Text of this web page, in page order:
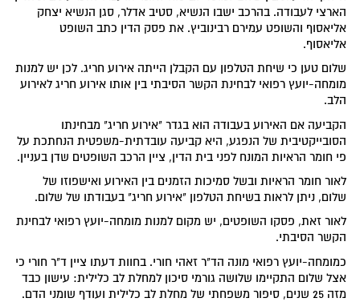
הארצי לעבודה. בהרכב ישבו הנשיא, סטיב אדלר, סגן הנשיא יצחק
אליאסוף והשופט עמירם רבינוביץ. את פסק הדין כתב השופט
אליאסוף.
שלום טען כי שיחת הטלפון עם הקבלן הייתה אירוע חריג. לכן יש למנות
מומחה-יועץ רפואי לבחינת הקשר הסיבתי בין אותו אירוע חריג לאירוע
הלב.
הקביעה אם האירוע בעבודה הוא בגדר "אירוע חריג" מבחינתו
הסובייקטיבית של הנפגע, היא קביעה עובדתית-משפטית הנחתכת על
פי חומר הראיות המונח לפני בית הדין, ציין הרכב השופטים שדן בעניין.
לאור חומר הראיות ובשל סמיכות הזמנים בין האירוע ואישפוזו של
שלום, ניתן לראות בשיחת הטלפון "אירוע חריג" בעבודתו של שלום.
לאור זאת, פסקו השופטים, יש מקום למנות מומחה-יועץ רפואי לבחינת
הקשר הסיבתי.
כמומחה-יועץ רפואי מונה הד"ר זאהי חורי. בחוות דעתו ציין ד"ר חורי כי
אצל שלום התקיימו שלושה גורמי סיכון למחלת לב כלילית: עישון כבד
מזה 25 שנים, סיפור משפחתי של מחלת לב כלילית ועודף שומני הדם.